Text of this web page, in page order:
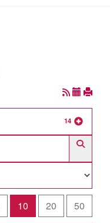
14
10 20 50